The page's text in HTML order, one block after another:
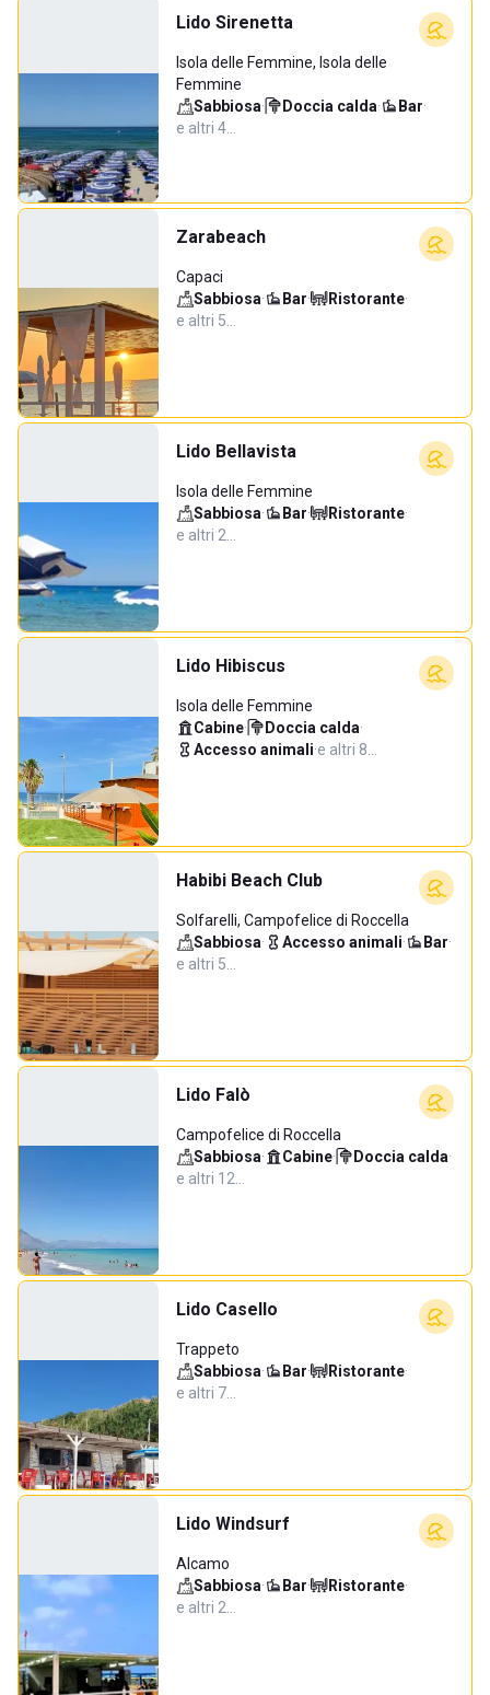
Lido Sirenetta
Isola delle Femmine, Isola delle
Femmine
Sabbiosa· Doccia calda· Bar·
e altri 4…
Zarabeach
Capaci
Sabbiosa· Bar· Ristorante·
e altri 5…
Lido Bellavista
Isola delle Femmine
Sabbiosa· Bar· Ristorante·
e altri 2…
Lido Hibiscus
Isola delle Femmine
Cabine· Doccia calda·
Accesso animali·e altri 8…
Habibi Beach Club
Solfarelli, Campofelice di Roccella
Sabbiosa· Accesso animali· Bar·
e altri 5…
Lido Falò
Campofelice di Roccella
Sabbiosa· Cabine· Doccia calda·
e altri 12…
Lido Casello
Trappeto
Sabbiosa· Bar· Ristorante·
e altri 7…
Lido Windsurf
Alcamo
Sabbiosa· Bar· Ristorante·
e altri 2…